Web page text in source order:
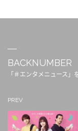
BACKNUMBER
「＃エンタメニュース」
PREV